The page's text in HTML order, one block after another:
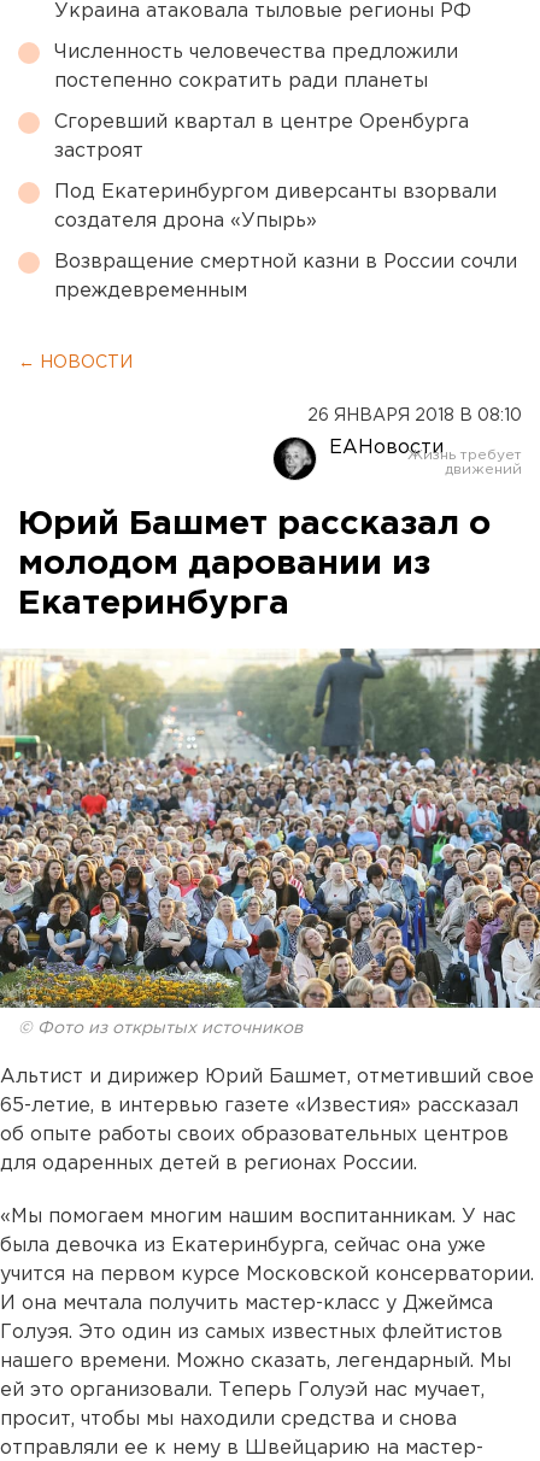
Украина атаковала тыловые регионы РФ
Численность человечества предложили
постепенно сократить ради планеты
Сгоревший квартал в центре Оренбурга
застроят
Под Екатеринбургом диверсанты взорвали
создателя дрона «Упырь»
Возвращение смертной казни в России сочли
преждевременным
← НОВОСТИ
26 ЯНВАРЯ 2018 В 08:10
ЕАНовости
Юрий Башмет рассказал о
молодом даровании из
Екатеринбурга
© Фото из открытых источников
Альтист и дирижер Юрий Башмет, отметивший свое
65-летие, в интервью газете «Известия» рассказал
об опыте работы своих образовательных центров
для одаренных детей в регионах России.
«Мы помогаем многим нашим воспитанникам. У нас
была девочка из Екатеринбурга, сейчас она уже
учится на первом курсе Московской консерватории.
И она мечтала получить мастер-класс у Джеймса
Голуэя. Это один из самых известных флейтистов
нашего времени. Можно сказать, легендарный. Мы
ей это организовали. Теперь Голуэй нас мучает,
просит, чтобы мы находили средства и снова
отправляли ее к нему в Швейцарию на мастер-